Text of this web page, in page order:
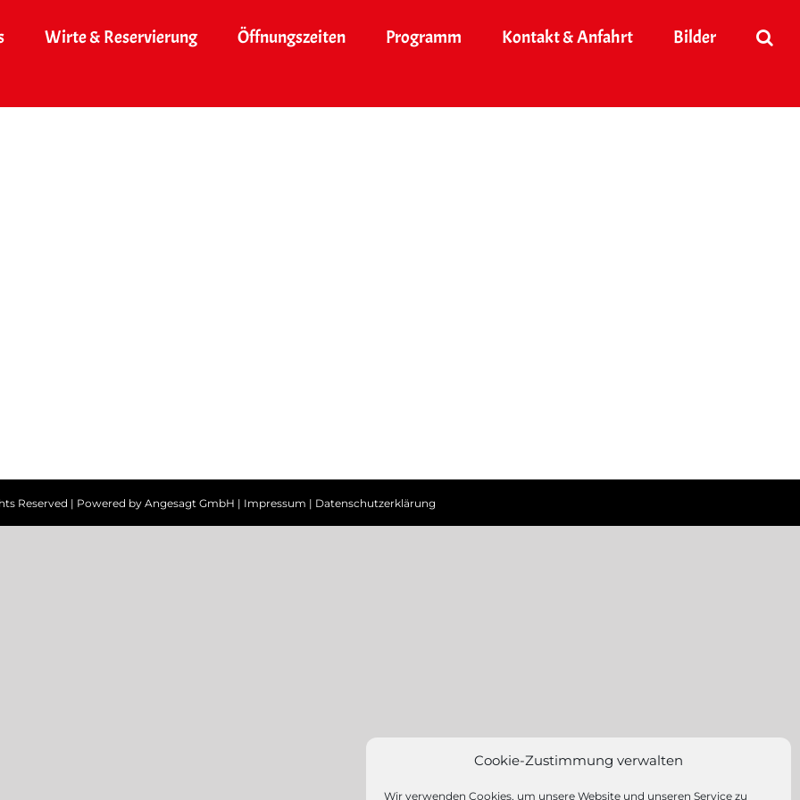
Cookie-Zustimmung verwalten
Wir verwenden Cookies, um unsere Website und unseren Service zu
Wirte & Reservierung Öffnungszeiten Programm Kontakt & Anfahrt Bilder
Reserved | Powered by Angesagt GmbH | Impressum | Datenschutzerklärung